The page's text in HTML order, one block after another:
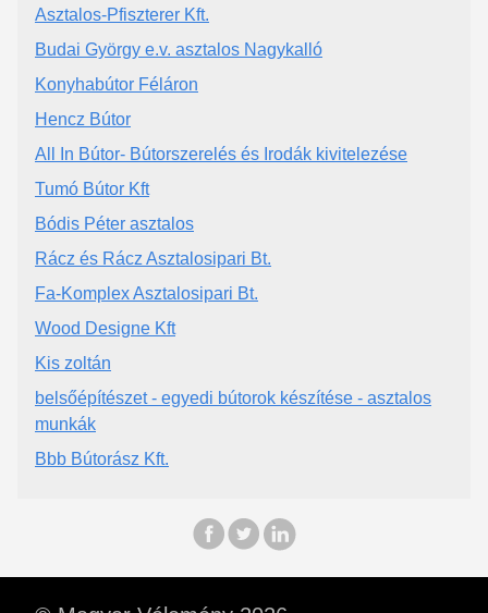
Asztalos-Pfiszterer Kft.
Budai György e.v. asztalos Nagykalló
Konyhabútor Féláron
Hencz Bútor
All In Bútor- Bútorszerelés és Irodák kivitelezése
Tumó Bútor Kft
Bódis Péter asztalos
Rácz és Rácz Asztalosipari Bt.
Fa-Komplex Asztalosipari Bt.
Wood Designe Kft
Kis zoltán
belsőépítészet - egyedi bútorok készítése - asztalos
munkák
Bbb Bútorász Kft.